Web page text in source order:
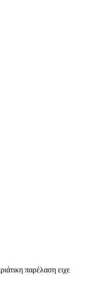
παρέλαση ειχε